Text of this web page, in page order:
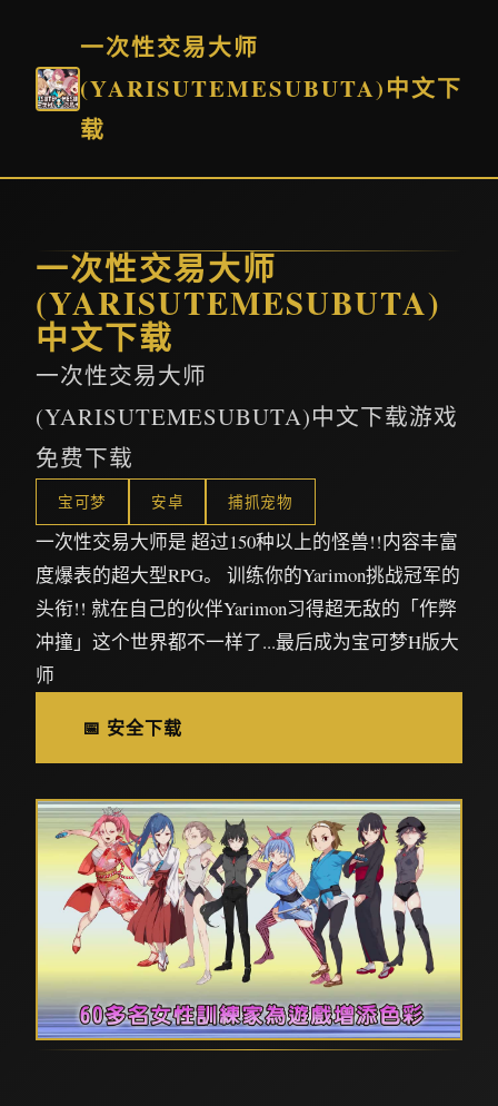
一次性交易大师
(YARISUTEMESUBUTA)中文下
载
一次性交易大师
(YARISUTEMESUBUTA)
中文下载
一次性交易大师
(YARISUTEMESUBUTA)中文下载游戏
免费下载
宝可梦 安卓 捕抓宠物
一次性交易大师是 超过150种以上的怪兽!!内容丰富
度爆表的超大型RPG。 训练你的Yarimon挑战冠军的
头衔!! 就在自己的伙伴Yarimon习得超无敌的「作弊
冲撞」这个世界都不一样了...最后成为宝可梦H版大
师
📅 安全下载